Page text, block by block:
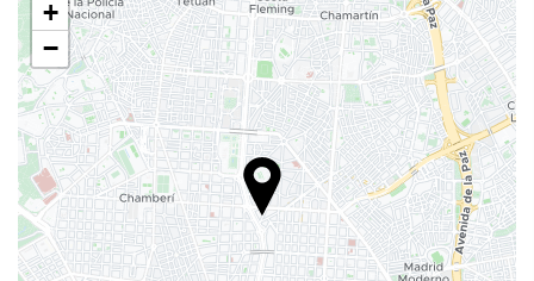
Chambres Non-fumeurs
établissement entièrement non-fumeurs
chambres anti-allergie disponibles
Les animaux de compagnie ne sont pas acceptés
Nourriture et boissons
Restaurant
+
−